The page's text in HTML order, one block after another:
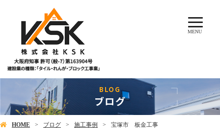
MENU
ブログ
HOME ブログ 施工事例 宝塚市 板金工事